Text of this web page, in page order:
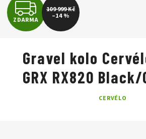
Gravel kolo
GRX RX820
CERVÉLO
Z
D
A
R
ZDARMA
109 999 Kč
–14 %